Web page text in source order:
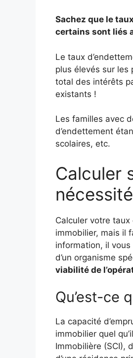
Sachez que le
certains sont liés
Le taux
plus élevés sur
total des intérêts
existants !
Les familles avec
d’endettement
scolaires, etc.
Calculer
nécessité
Calculer votre taux
immobilier, mais il
information, il
d’un organisme
viabilité de
Qu’est-ce
La capacité
immobilier quel
Immobilière (SCI),